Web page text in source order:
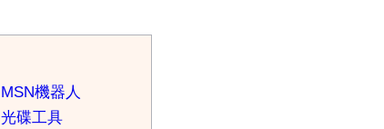
MSN機器人
光碟工具